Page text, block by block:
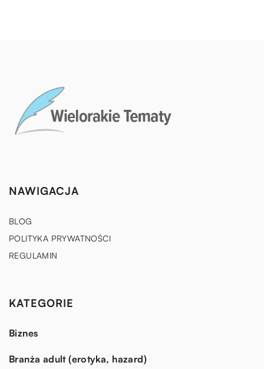
NAWIGACJA
BLOG
POLITYKA PRYWATNOŚCI
REGULAMIN
KATEGORIE
Biznes
Branża adult (erotyka, hazard)